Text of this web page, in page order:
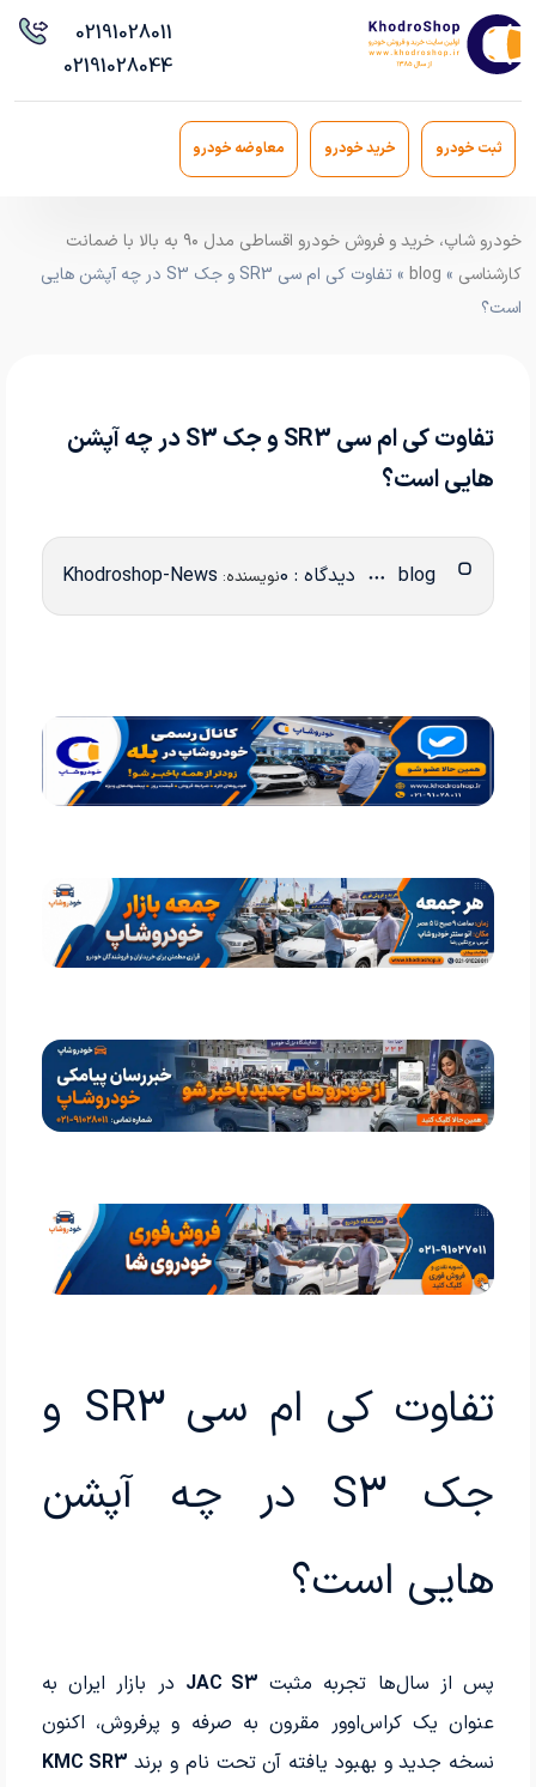
02191028011
02191028044
ثبت خودرو خرید خودرو معاوضه خودرو
خودرو شاپ، خرید و فروش خودرو اقساطی مدل ۹۰ به بالا با ضمانت
کارشناسی »
blog
» تفاوت کی ام سی SR3 و جک S3 در چه آپشن هایی
است؟
تفاوت کی ام سی SR3 و جک S3 در چه آپشن
هایی است؟
دیدگاه : 0 نویسنده: Khodroshop-News
تفاوت کی ام سی SR3 و
جک S3 در چه آپشن
هایی است؟
پس از سال‌ها تجربه مثبت JAC S3 در بازار ایران به
عنوان یک کراس‌اوور مقرون به صرفه و پرفروش، اکنون
نسخه جدید و بهبود یافته آن تحت نام و برند KMC SR3